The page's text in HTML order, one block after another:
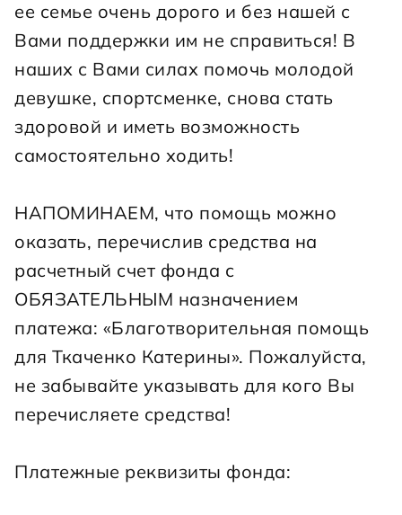
ее семье очень дорого и без нашей с
Вами поддержки им не справиться! В
наших с Вами силах помочь молодой
девушке, спортсменке, снова стать
здоровой и иметь возможность
самостоятельно ходить!
НАПОМИНАЕМ, что помощь можно
оказать, перечислив средства на
расчетный счет фонда с
ОБЯЗАТЕЛЬНЫМ назначением
платежа: «Благотворительная помощь
для Ткаченко Катерины». Пожалуйста,
не забывайте указывать для кого Вы
перечисляете средства!
Платежные реквизиты фонда: